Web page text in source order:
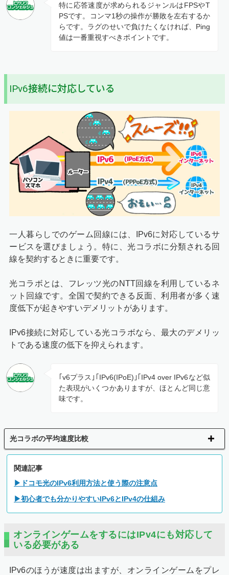
特に応答速度が求められるジャンルはFPSやT
PSです。コンマ1秒の操作が勝敗を左右するか
らです。ラグのせいで負けたくなければ、Ping
値は一番重視すべきポイントです。
IPv6接続に対応している
一人暮らしでのゲーム回線には、IPv6に対応しているサ
ービスを選びましょう。特に、光コラボに分類される回
線を契約するときに重要です。
光コラボとは、フレッツ光のNTT回線を利用しているネ
ット回線です。全国で契約できる反面、利用者が多く速
度低下が起きやすいデメリットがあります。
IPv6接続に対応している光コラボなら、最大のデメリッ
トである速度の低下を抑えられます。
｢v6プラス｣｢IPv6(IPoE)｣｢IPv4 over IPv6など似
た表現がいくつかありますが、ほとんど同じ意
味です。
光コラボの平均速度比較
関連記事
▶ドコモ光のIPv6利用方法と使う際の注意点
▶初心者でも分かりやすいIPv6とIPv4の仕組み
オンラインゲームをするにはIPv4にも対応して
いる必要がある
IPv6のほうが速度は出ますが、オンラインゲームをプレ